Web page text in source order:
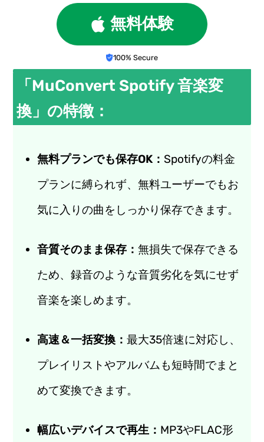
無料体験
100% Secure
「MuConvert Spotify 音楽変
換」の特徴：
無料プランでも保存OK：Spotifyの料金
プランに縛られず、無料ユーザーでもお
気に入りの曲をしっかり保存できます。
音質そのまま保存：無損失で保存できる
ため、録音のような音質劣化を気にせず
音楽を楽しめます。
高速＆一括変換：最大35倍速に対応し、
プレイリストやアルバムも短時間でまと
めて変換できます。
幅広いデバイスで再生： MP3やFLAC形